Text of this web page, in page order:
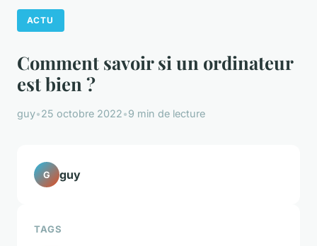
ACTU
Comment savoir si un ordinateur
est bien ?
guy•25 octobre 2022•9 min de lecture
G guy
TAGS